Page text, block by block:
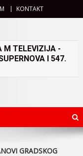
KONTAKT
M TELEVIZIJA -
I 547.
GRADSKOG